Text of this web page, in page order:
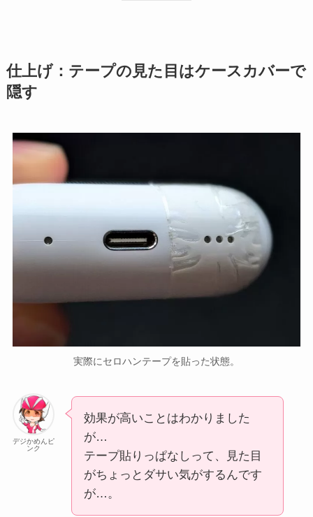
仕上げ：テープの見た目はケースカバーで
隠す
実際にセロハンテープを貼った状態。
デジかめんピ
ンク
効果が高いことはわかりました
が…
テープ貼りっぱなしって、見た目
がちょっとダサい気がするんです
が…。